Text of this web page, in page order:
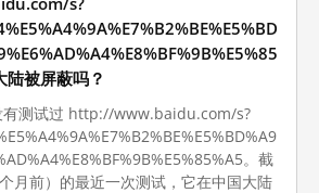
陆被屏蔽吗？
有测试过 http://www.baidu.com/s?
。截
月前）的最近一次测试，它在中国大陆